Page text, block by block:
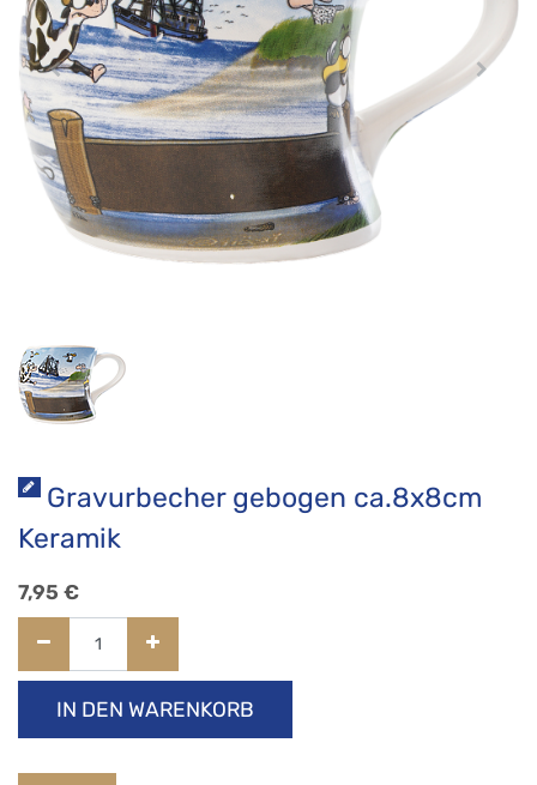
Gravurbecher gebogen ca.8x8cm
Keramik
7,95 €
IN DEN WARENKORB